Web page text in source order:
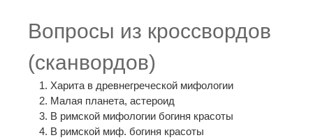
Вопросы из кроссвордов
(сканвордов)
Харита в древнегреческой мифологии
Малая планета, астероид
В римской мифологии богиня красоты
В римской миф. богиня красоты